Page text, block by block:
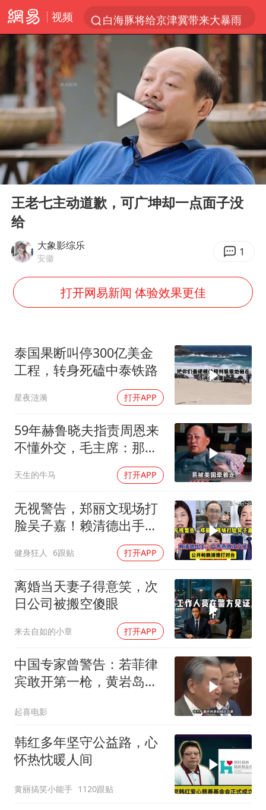
视频
白海豚将给京津冀带来大暴雨
刘嘉玲晒与周星驰合照
《披荆斩棘2026》阵容官宣
上海有出现龙卷潜势
国足U17与阿森纳决赛取消 并列冠军
香港高温刷新历史纪录
女子发现前夫婚内与第三者育子
王艺迪无缘横滨赛决赛
2025年小学教师减少13.19万
以军士兵把枪口对准中国记者
韩军前线部队连曝丑闻
《龙餐馆》 冲奖
构建更高水平的全民健身公共服务体系
奋力开创中国式现代化建设新局面
Play
00:00 02:37
王老七主动道歉，可广坤却一点面子没
给
大象影综乐
安徽 1
打开网易新闻 体验效果更佳
泰国果断叫停300亿美金
工程，转身死磕中泰铁路
星夜涟漪 打开APP
59年赫鲁晓夫指责周恩来
不懂外交，毛主席：那我
天生的牛马 打开APP
无视警告，郑丽文现场打
脸吴子嘉！赖清德出手，
健身狂人 6跟贴 打开APP
离婚当天妻子得意笑，次
日公司被搬空傻眼
来去自如的小章 打开APP
中国专家曾警告：若菲律
宾敢开第一枪，黄岩岛填
起喜电影
韩红多年坚守公益路，心
怀热忱暖人间
黄丽搞笑小能手 1120跟贴